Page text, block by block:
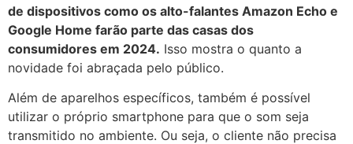
de dispositivos como os alto-falantes Amazon Echo e
Google Home farão parte das casas dos
consumidores em 2024. Isso mostra o quanto a
novidade foi abraçada pelo público.
Além de aparelhos específicos, também é possível
utilizar o próprio smartphone para que o som seja
transmitido no ambiente. Ou seja, o cliente não precisa